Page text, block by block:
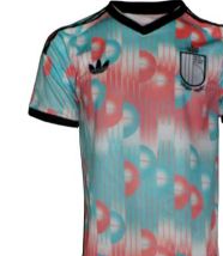
Kassa
Kontakta oss
Mitt konto
Storleksguiden